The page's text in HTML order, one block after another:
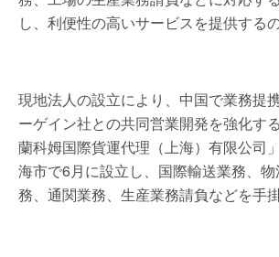
し、利便性の高いサービスを提供するの
現地法人の設立により、中国で業務提
ーゲイン社との共同営業開発を強化す
蘭科姆国際貨運代理（上海）有限公司
海市で6月に設立し、国際輸送業務、
務、通関業務、生産業務請負などを手掛